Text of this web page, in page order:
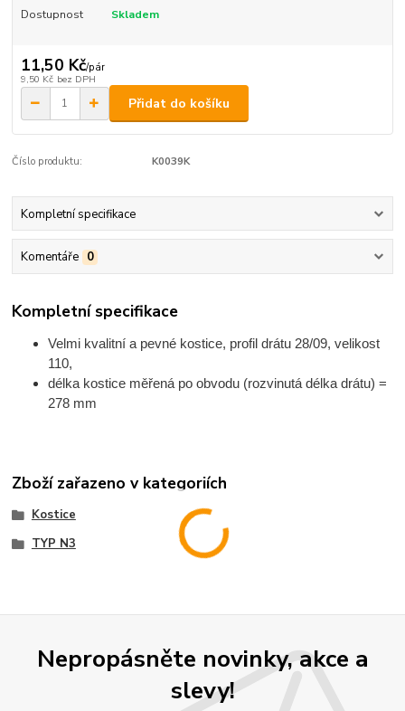
Dostupnost Skladem
11,50 Kč/pár
9,50 Kč bez DPH
Přidat do košíku
Číslo produktu: K0039K
Kompletní specifikace
Komentáře 0
Kompletní specifikace
Velmi kvalitní a pevné kostice, profildrátu 28/09, velikost
110,
délka kostice měřená po obvodu (rozvinutá délka drátu) =
278 mm
Zboží zařazeno v kategoriích
Kostice
TYP N3
Nepropásněte novinky, akce a
slevy!